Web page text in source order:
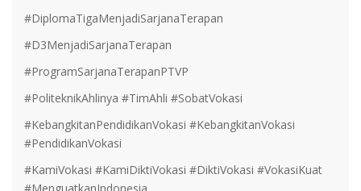
#DiplomaTigaMenjadiSarjanaTerapan
#D3MenjadiSarjanaTerapan
#ProgramSarjanaTerapanPTVP
#PoliteknikAhlinya #TimAhli #SobatVokasi
#KebangkitanPendidikanVokasi #KebangkitanVokasi
#PendidikanVokasi
#KamiVokasi #KamiDiktiVokasi #DiktiVokasi #VokasiKuat
#MenguatkanIndonesia